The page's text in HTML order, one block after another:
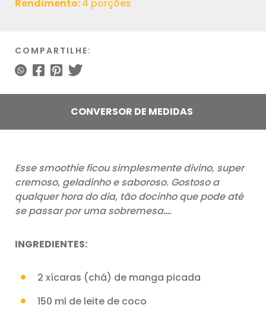
Rendimento:4 porções
COMPARTILHE:
CONVERSOR DE MEDIDAS
Esse smoothie ficou simplesmente divino, super
cremoso, geladinho e saboroso. Gostoso a
qualquer hora do dia, tão docinho que pode até
se passar por uma sobremesa….
INGREDIENTES:
2 xícaras (chá) de manga picada
150 ml de leite de coco